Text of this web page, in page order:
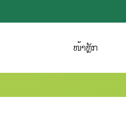
ໜ້າຫຼັກ